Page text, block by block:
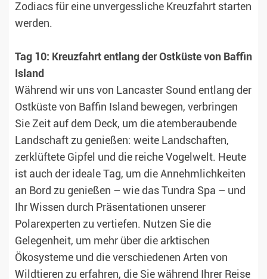
Zodiacs für eine unvergessliche Kreuzfahrt starten
werden.
Tag 10: Kreuzfahrt entlang der Ostküste von Baffin
Island
Während wir uns von Lancaster Sound entlang der
Ostküste von Baffin Island bewegen, verbringen
Sie Zeit auf dem Deck, um die atemberaubende
Landschaft zu genießen: weite Landschaften,
zerklüftete Gipfel und die reiche Vogelwelt. Heute
ist auch der ideale Tag, um die Annehmlichkeiten
an Bord zu genießen – wie das Tundra Spa – und
Ihr Wissen durch Präsentationen unserer
Polarexperten zu vertiefen. Nutzen Sie die
Gelegenheit, um mehr über die arktischen
Ökosysteme und die verschiedenen Arten von
Wildtieren zu erfahren, die Sie während Ihrer Reise